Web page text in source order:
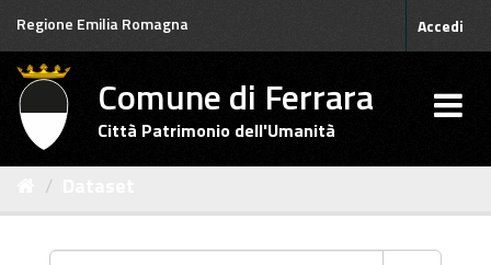
Salta
contenuto
Regione Emilia Romagna Accedi
Comune di Ferrara
Città Patrimonio dell'Umanità